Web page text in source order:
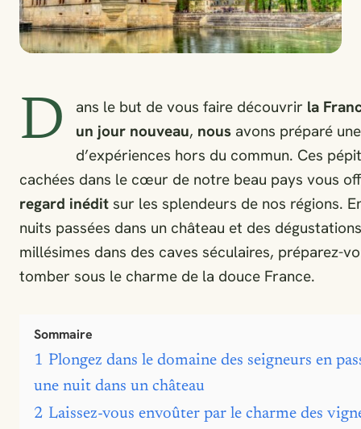
D ans le but de vous faire découvrir la
un jour nouveau, nous avons préparé
d’expériences hors du commun. Ces
cachées dans le cœur de notre beau pays vous
regard inédit sur les splendeurs de nos régions.
nuits passées dans un château et des
millésimes dans des caves séculaires, préparez-
tomber sous le charme de la douce France.
Sommaire
1 Plongez dans le domaine des seigneurs en
une nuit dans un château
2 Laissez-vous envoûter par le charme des